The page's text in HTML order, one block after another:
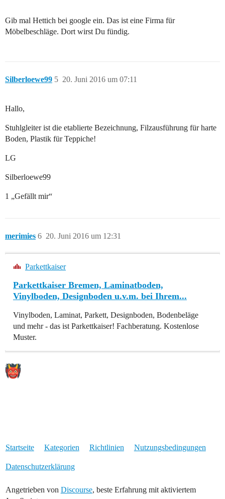
Gib mal Hettich bei google ein. Das ist eine Firma für
Möbelbeschläge. Dort wirst Du fündig.
Silberloewe99 20. Juni 2016 um 07:11
5
Hallo,
Stuhlgleiter ist die etablierte Bezeichnung, Filzausführung für harte
Boden, Plastik für Teppiche!
LG
Silberloewe99
1 „Gefällt mir“
merimies 20. Juni 2016 um 12:31
6
Parkettkaiser
Parkettkaiser Bremen, Laminatboden,
Vinylboden, Designboden u.v.m. bei Ihrem...
Vinylboden, Laminat, Parkett, Designboden, Bodenbeläge
und mehr - das ist Parkettkaiser! Fachberatung. Kostenlose
Muster.
Startseite Kategorien Richtlinien Nutzungsbedingungen
Datenschutzerklärung
Angetrieben von Discourse, beste Erfahrung mit aktiviertem